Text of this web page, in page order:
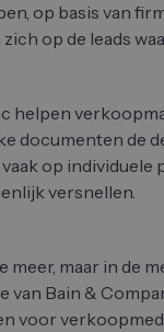
op basis van
op de leads
helpen
documenten de
op individuele
versnellen.
maar in de
van Bain &
voor